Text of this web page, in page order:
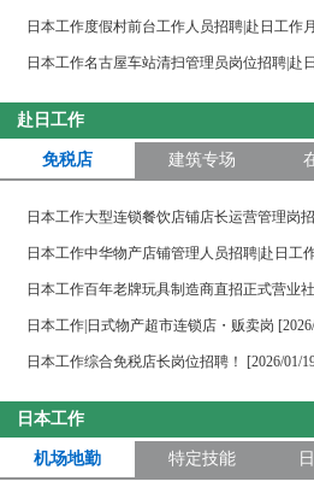
日本工作度假村前台工作人员招聘|赴日工作
日本工作名古屋车站清扫管理员岗位招聘|赴
赴日工作
免税店 建筑专场
日本工作大型连锁餐饮店铺店长运营管理岗
日本工作中华物产店铺管理人员招聘|赴日工
日本工作百年老牌玩具制造商直招正式营业
日本工作|日式物产超市连锁店・贩卖岗
日本工作综合免税店长岗位招聘！ [2026/01/
日本工作
机场地勤 特定技能